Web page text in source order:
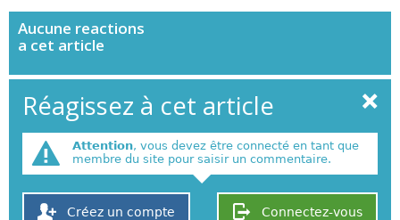
Aucune reactions
a cet article
Réagissez à cet article
Attention, vous devez être connecté en tant que
membre du site pour saisir un commentaire.
Connectez-vous
Créez un compte